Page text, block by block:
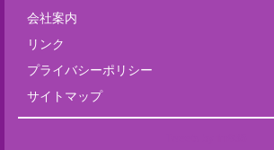
会社案内
リンク
プライバシーポリシー
サイトマップ